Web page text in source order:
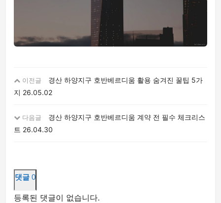
이전글
경산 하양지구 호반베르디움 활용 숨겨진 꿀팁 5가
지 26.05.02
다음글
경산 하양지구 호반베르디움 계약 전 필수 체크리스
트 26.04.30
댓글 0
등록된 댓글이 없습니다.